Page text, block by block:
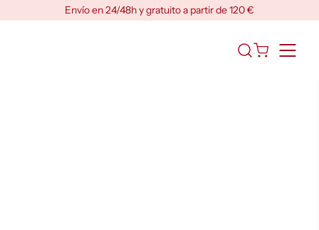
Envío en 24/48h y gratuito a partir de 120 €
Abrir